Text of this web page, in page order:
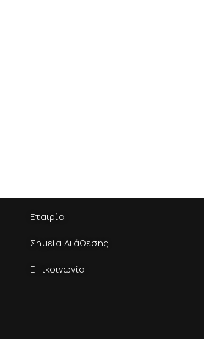
Εταιρία
Σημεία Διάθεσης
Επικοινωνία